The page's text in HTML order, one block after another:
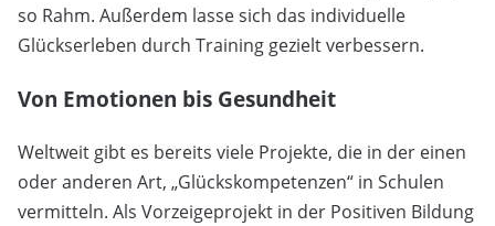
so Rahm. Außerdem lasse sich das individuelle
Glückserleben durch Training gezielt verbessern.
Von Emotionen bis Gesundheit
Weltweit gibt es bereits viele Projekte, die in der einen
oder anderen Art, „Glückskompetenzen“ in Schulen
vermitteln. Als Vorzeigeprojekt in der Positiven Bildung